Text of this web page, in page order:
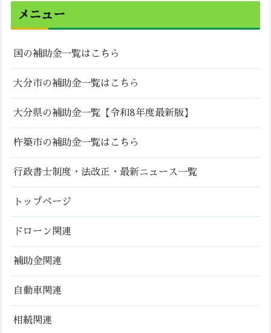
メニュー
国の補助金一覧はこちら
大分市の補助金一覧はこちら
大分県の補助金一覧【令和8年度最新版】
杵築市の補助金一覧はこちら
行政書士制度・法改正・最新ニュース一覧
トップページ
ドローン関連
補助金関連
自動車関連
相続関連